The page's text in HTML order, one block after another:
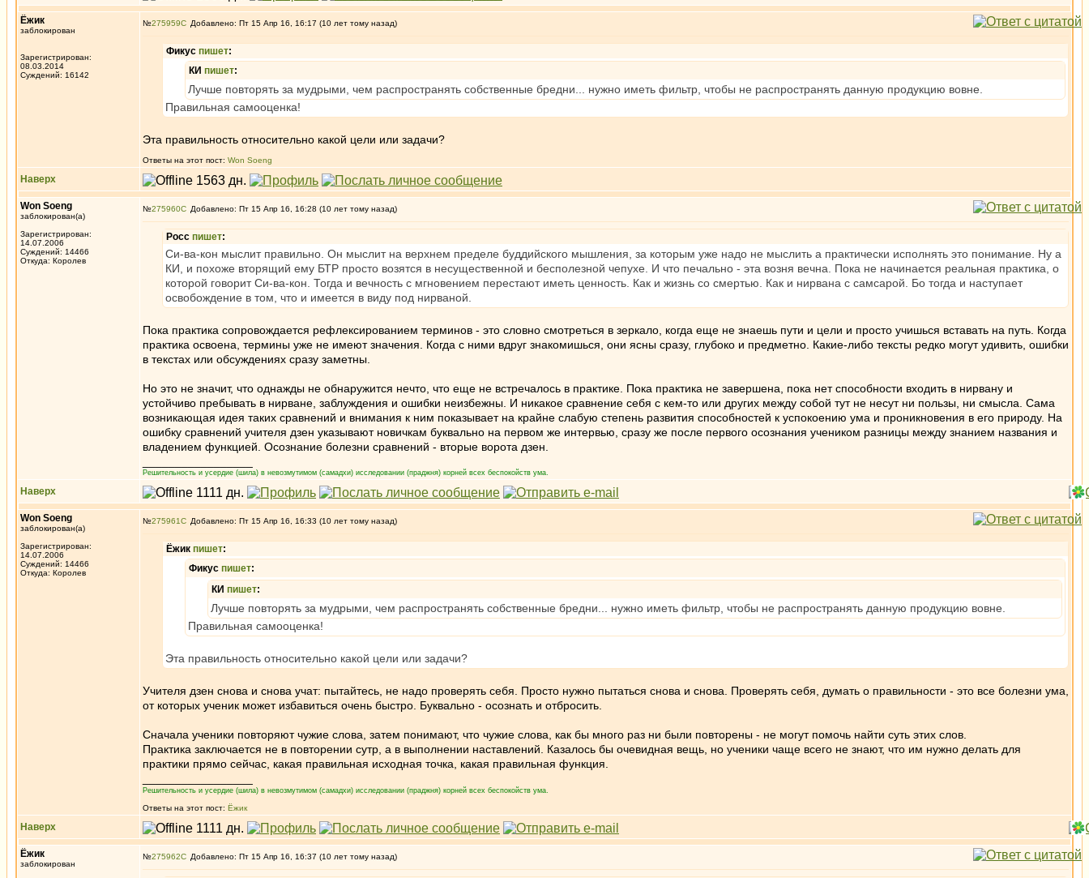
Ёжик
заблокирован
Зарегистрирован:
08.03.2014
Суждений: 16142
№275959 Добавлено: Пт 15 Апр 16, 16:17 (10 лет тому назад)
Фикус пишет:
КИ пишет:
Лучше повторять за мудрыми, чем распространять собственные бредни... нужно иметь фильтр, чтобы не распространять данную продукцию вовне.
Правильная самооценка!
Эта правильность относительно какой цели или задачи?
Ответы на этот пост: Won Soeng
Наверх
Won Soeng
заблокирован(а)
Зарегистрирован:
14.07.2006
Суждений: 14466
Откуда: Королев
№275960 Добавлено: Пт 15 Апр 16, 16:28 (10 лет тому назад)
Росс пишет:
Си-ва-кон мыслит правильно. Он мыслит на верхнем пределе буддийского мышления, за которым уже надо не мыслить а практически исполнять это понимание. Ну а
КИ, и похоже вторящий ему БТР просто возятся в несущественной и бесполезной чепухе. И что печально - эта возня вечна. Пока не начинается реальная практика, о
которой говорит Си-ва-кон. Тогда и вечность с мгновением перестают иметь ценность. Как и жизнь со смертью. Как и нирвана с самсарой. Бо тогда и наступает
освобождение в том, что и имеется в виду под нирваной.
Пока практика сопровождается рефлексированием терминов - это словно смотреться в зеркало, когда еще не знаешь пути и цели и просто учишься вставать на путь. Когда
практика освоена, термины уже не имеют значения. Когда с ними вдруг знакомишься, они ясны сразу, глубоко и предметно. Какие-либо тексты редко могут удивить, ошибки
в текстах или обсуждениях сразу заметны.
Но это не значит, что однажды не обнаружится нечто, что еще не встречалось в практике. Пока практика не завершена, пока нет способности входить в нирвану и
устойчиво пребывать в нирване, заблуждения и ошибки неизбежны. И никакое сравнение себя с кем-то или других между собой тут не несут ни пользы, ни смысла. Сама
возникающая идея таких сравнений и внимания к ним показывает на крайне слабую степень развития способностей к успокоению ума и проникновения в его природу. На
ошибку сравнений учителя дзен указывают новичкам буквально на первом же интервью, сразу же после первого осознания учеником разницы между знанием названия и
владением функцией. Осознание болезни сравнений - вторые ворота дзен.
Решительность и усердие (шила) в невозмутимом (самадхи) исследовании (праджня) корней всех беспокойств ума.
Наверх
Won Soeng
заблокирован(а)
Зарегистрирован:
14.07.2006
Суждений: 14466
Откуда: Королев
№275961 Добавлено: Пт 15 Апр 16, 16:33 (10 лет тому назад)
Ёжик пишет:
Фикус пишет:
КИ пишет:
Лучше повторять за мудрыми, чем распространять собственные бредни... нужно иметь фильтр, чтобы не распространять данную продукцию вовне.
Правильная самооценка!
Эта правильность относительно какой цели или задачи?
Учителя дзен снова и снова учат: пытайтесь, не надо проверять себя. Просто нужно пытаться снова и снова. Проверять себя, думать о правильности - это все болезни ума,
от которых ученик может избавиться очень быстро. Буквально - осознать и отбросить.
Сначала ученики повторяют чужие слова, затем понимают, что чужие слова, как бы много раз ни были повторены - не могут помочь найти суть этих слов.
Практика заключается не в повторении сутр, а в выполнении наставлений. Казалось бы очевидная вещь, но ученики чаще всего не знают, что им нужно делать для
практики прямо сейчас, какая правильная исходная точка, какая правильная функция.
Решительность и усердие (шила) в невозмутимом (самадхи) исследовании (праджня) корней всех беспокойств ума.
Ответы на этот пост: Ёжик
Наверх
Ёжик
заблокирован
№275962 Добавлено: Пт 15 Апр 16, 16:37 (10 лет тому назад)